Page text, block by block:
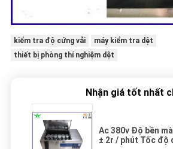
kiểm tra độ cứng vải
máy kiểm tra dệt
thiết bị phòng thí nghiệm dệt
Nhận giá tốt nhất
Ac 380v Độ bền
± 2r / phút Tốc độ